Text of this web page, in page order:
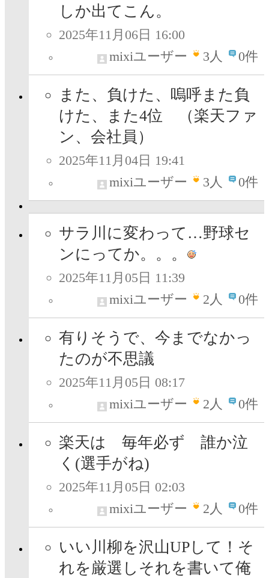
しか出てこん。
2025年11月06日 16:00
mixiユーザー
3人 0件
また、負けた、嗚呼また負
けた、また4位 （楽天ファ
ン、会社員）
2025年11月04日 19:41
mixiユーザー
3人 0件
サラ川に変わって…野球セ
ンにってか。。。
2025年11月05日 11:39
mixiユーザー
2人 0件
有りそうで、今までなかっ
たのが不思議
2025年11月05日 08:17
mixiユーザー
2人 0件
楽天は 毎年必ず 誰か泣
く(選手がね)
2025年11月05日 02:03
mixiユーザー
2人 0件
いい川柳を沢山UPして！そ
れを厳選しそれを書いて俺